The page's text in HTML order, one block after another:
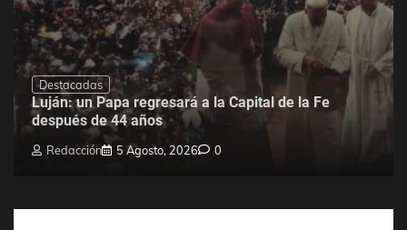
Destacadas
Luján: un Papa regresará a la Capital de la Fe
después de 44 años
Redacción 5 Agosto, 2026 0